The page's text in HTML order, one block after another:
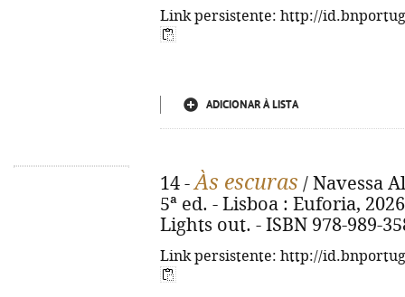
Link persistente: http://
ADICIONAR À LISTA
14 -Às escuras / Navessa
5ª ed. - Lisboa : Euforia,
Lights out. - ISBN 978-989-
Link persistente: http://